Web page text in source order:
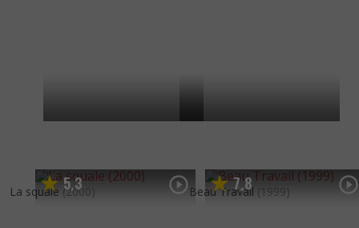
5,3
La squale (2000) 7,8
Beau Travail (1999)